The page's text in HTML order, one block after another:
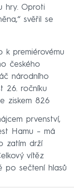
hry. Oproti
svěřil se
k premiérovému
českého
národního
26. ročníku
ziskem 826
prvenství,
Hamu – má
zatím drží
vítěz
po sečtení hlasů